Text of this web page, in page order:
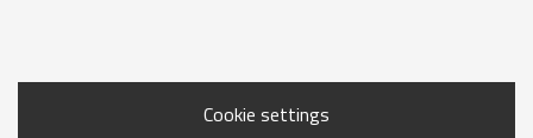
Cookie settings